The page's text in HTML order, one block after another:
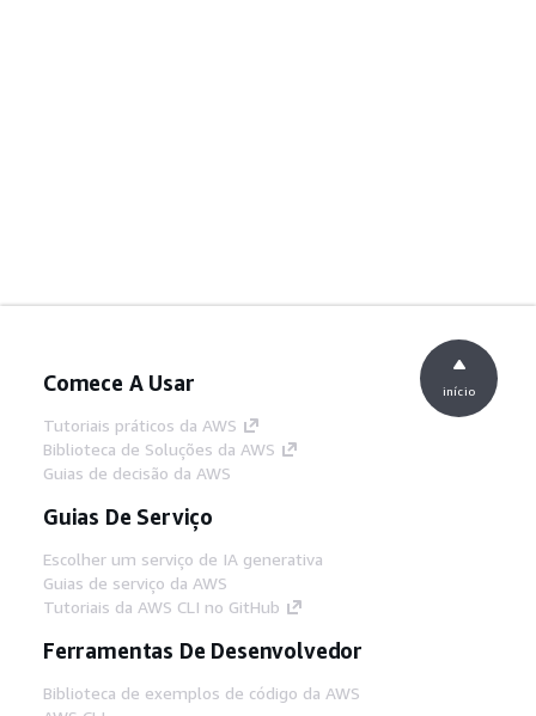
Comece A Usar
Tutoriais práticos da AWS
Biblioteca de Soluções da AWS
Guias de decisão da AWS
Guias De Serviço
Escolher um serviço de IA generativa
Guias de serviço da AWS
Tutoriais da AWS CLI no GitHub
Ferramentas De Desenvolvedor
Biblioteca de exemplos de código da AWS
início